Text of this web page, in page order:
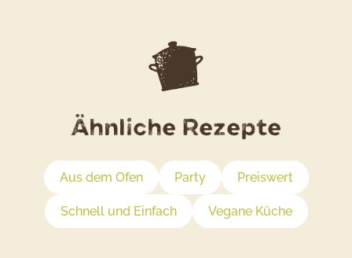
Ähnliche Rezepte
Aus dem Ofen Party Preiswert
Schnell und Einfach Vegane Küche